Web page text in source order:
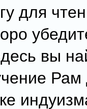
для
вы
Рам